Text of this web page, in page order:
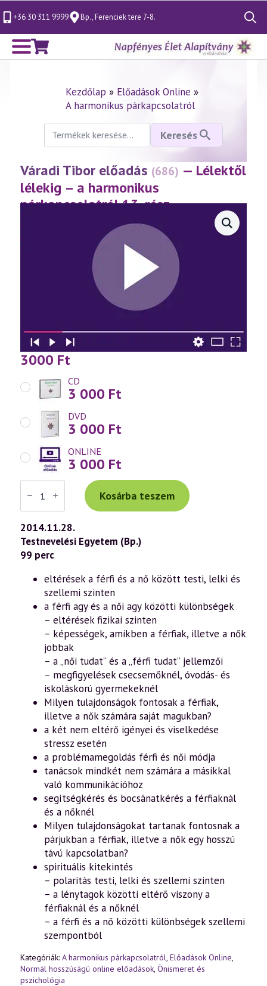
+36 30 311 9999 Bp., Ferenciek tere 7-8.
Search
for:
Kezdőlap » Előadások Online »
A harmonikus párkapcsolatról
Keresés
következőre:
Keresés
Váradi Tibor előadás (686) — Lélektől
lélekig – a harmonikus
párkapcsolatról 13. rész
3000 Ft
CD
3 000 Ft
DVD
3 000 Ft
ONLINE
3 000 Ft
Váradi
Tibor
előadás
(686)
—
Lélektől
lélekig
–
a
párkapcsolatról
(2014.11.28.)
mennyiség
Kosárba teszem
2014.11.28.
Testnevelési Egyetem (Bp.)
99 perc
eltérések a férfi és a nő között testi, lelki és
szellemi szinten
a férfi agy és a női agy közötti különbségek
– eltérések fizikai szinten
– képességek, amikben a férfiak, illetve a nők
jobbak
– a „női tudat” és a „férfi tudat” jellemzői
– megfigyelések csecsemőknél, óvodás- és
iskoláskorú gyermekeknél
Milyen tulajdonságok fontosak a férfiak,
illetve a nők számára saját magukban?
a két nem eltérő igényei és viselkedése
stressz esetén
a problémamegoldás férfi és női módja
tanácsok mindkét nem számára a másikkal
való kommunikációhoz
segítségkérés és bocsánatkérés a férfiaknál
és a nőknél
Milyen tulajdonságokat tartanak fontosnak a
párjukban a férfiak, illetve a nők egy hosszú
távú kapcsolatban?
spirituális kitekintés
– polaritás testi, lelki és szellemi szinten
– a lénytagok közötti eltérő viszony a
férfiaknál és a nőknél
– a férfi és a nő közötti különbségek szellemi
szempontból
Kategóriák: A harmonikus párkapcsolatról, Előadások Online,
Normál hosszúságú online előadások, Önismeret és
pszichológia